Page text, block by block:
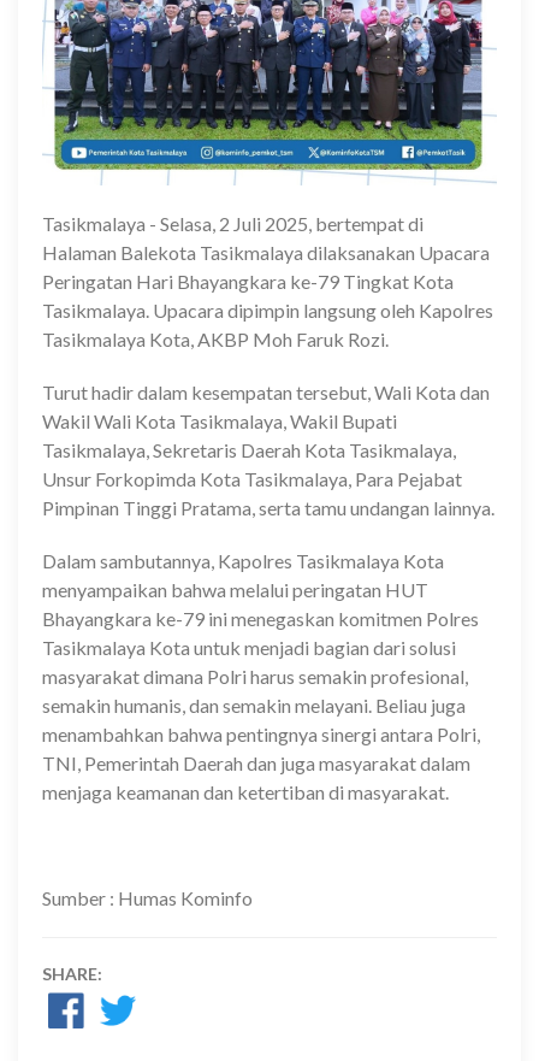
Tasikmalaya - Selasa, 2 Juli 2025, bertempat di
Halaman Balekota Tasikmalaya dilaksanakan Upacara
Peringatan Hari Bhayangkara ke-79 Tingkat Kota
Tasikmalaya. Upacara dipimpin langsung oleh Kapolres
Tasikmalaya Kota, AKBP Moh Faruk Rozi.
Turut hadir dalam kesempatan tersebut, Wali Kota dan
Wakil Wali Kota Tasikmalaya, Wakil Bupati
Tasikmalaya, Sekretaris Daerah Kota Tasikmalaya,
Unsur Forkopimda Kota Tasikmalaya, Para Pejabat
Pimpinan Tinggi Pratama, serta tamu undangan lainnya.
Dalam sambutannya, Kapolres Tasikmalaya Kota
menyampaikan bahwa melalui peringatan HUT
Bhayangkara ke-79 ini menegaskan komitmen Polres
Tasikmalaya Kota untuk menjadi bagian dari solusi
masyarakat dimana Polri harus semakin profesional,
semakin humanis, dan semakin melayani. Beliau juga
menambahkan bahwa pentingnya sinergi antara Polri,
TNI, Pemerintah Daerah dan juga masyarakat dalam
menjaga keamanan dan ketertiban di masyarakat.
Sumber : Humas Kominfo
SHARE: